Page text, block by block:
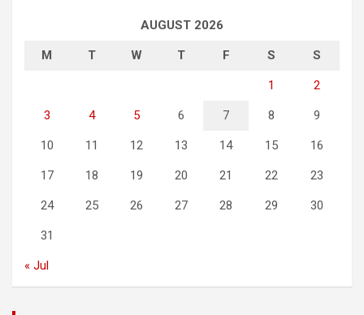
AUGUST 2026
M T W T F S S
1 2
3 4 5 6 7 8 9
10 11 12 13 14 15 16
17 18 19 20 21 22 23
24 25 26 27 28 29 30
31
« Jul